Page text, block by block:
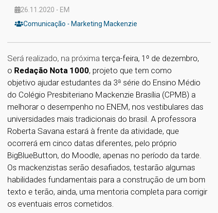
26.11.2020 - EM
Comunicação - Marketing Mackenzie
Será realizado, na próxima terça-feira, 1º de dezembro,
o Redação Nota 1000, projeto que tem como
objetivo ajudar estudantes da 3ª série do Ensino Médio
do Colégio Presbiteriano Mackenzie Brasília (CPMB) a
melhorar o desempenho no ENEM, nos vestibulares das
universidades mais tradicionais do brasil. A professora
Roberta Savana estará à frente da atividade, que
ocorrerá em cinco datas diferentes, pelo próprio
BigBlueButton, do Moodle, apenas no período da tarde.
Os mackenzistas serão desafiados, testarão algumas
habilidades fundamentais para a construção de um bom
texto e terão, ainda, uma mentoria completa para corrigir
os eventuais erros cometidos.